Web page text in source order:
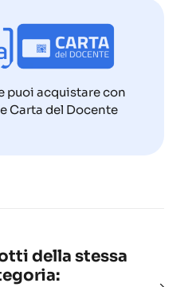
puoi acquistare con
Carta del Docente
della stessa